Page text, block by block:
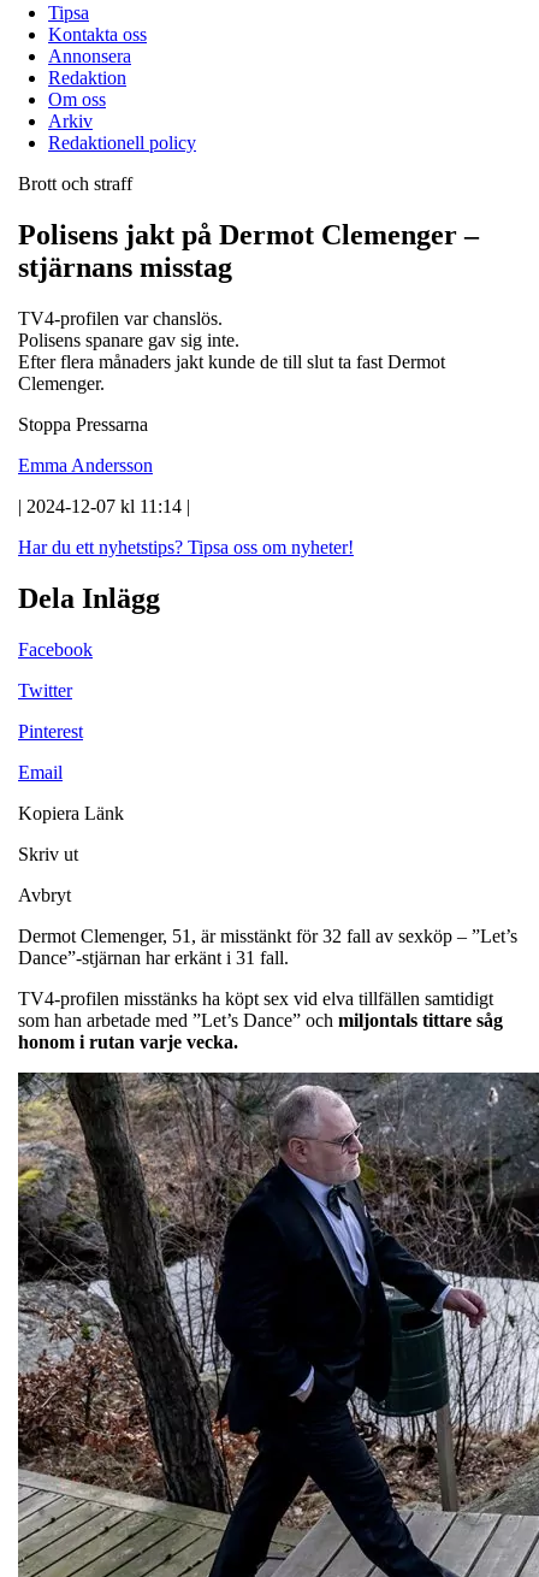
Tipsa
Kontakta oss
Annonsera
Redaktion
Om oss
Arkiv
Redaktionell policy
Brott och straff
Polisens jakt på Dermot Clemenger –
stjärnans misstag
TV4-profilen var chanslös.
Polisens spanare gav sig inte.
Efter flera månaders jakt kunde de till slut ta fast Dermot
Clemenger.
Stoppa Pressarna
Emma Andersson
| 2024-12-07 kl 11:14 |
Har du ett nyhetstips? Tipsa oss om nyheter!
Dela Inlägg
Facebook
Twitter
Pinterest
Email
Kopiera Länk
Skriv ut
Avbryt
Dermot Clemenger, 51, är misstänkt för 32 fall av sexköp – ”Let’s
Dance”-stjärnan har erkänt i 31 fall.
TV4-profilen misstänks ha köpt sex vid elva tillfällen samtidigt
som han arbetade med ”Let’s Dance” och miljontals tittare såg
honom i rutan varje vecka.